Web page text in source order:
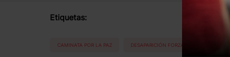
Etiquetas:
CAMINATA POR LA PAZ DESAPARICIÓN FORZADA